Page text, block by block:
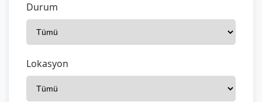
Durum
Lokasyon